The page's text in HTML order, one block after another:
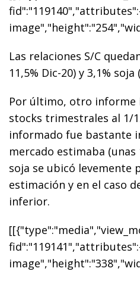
Las relaciones S/C
11,5% Dic-20) y 3,1% soja
Por último, otro informe
stocks trimestrales al 1/
informado fue bastante
mercado estimaba (unas
soja se ubicó levemente
estimación y en el caso
inferior.